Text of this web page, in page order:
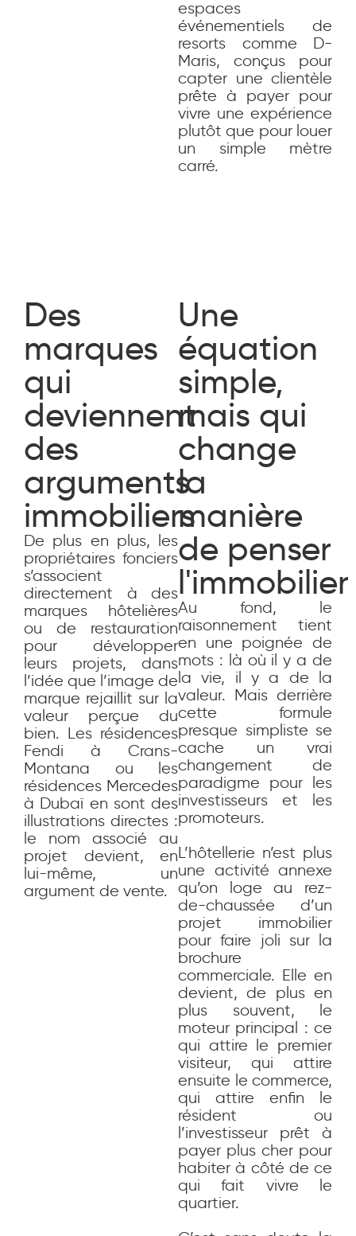
espaces
événementiels de
resorts comme D-
Maris, conçus pour
capter une clientèle
prête à payer pour
vivre une expérience
plutôt que pour louer
un simple mètre
carré.
Des
marques
qui
deviennent
des
arguments
immobiliers
De plus en plus, les
propriétaires fonciers
s’associent
directement à des
marques hôtelières
ou de restauration
pour développer
leurs projets, dans
l’idée que l’image de
marque rejaillit sur la
valeur perçue du
bien. Les résidences
Fendi à Crans-
Montana ou les
résidences Mercedes
à Dubaï en sont des
illustrations directes :
le nom associé au
projet devient, en
lui-même, un
argument de vente.
Une
équation
simple,
mais qui
change
la
manière
de penser
l'immobilier
Au fond, le
raisonnement tient
en une poignée de
mots : là où il y a de
la vie, il y a de la
valeur. Mais derrière
cette formule
presque simpliste se
cache un vrai
changement de
paradigme pour les
investisseurs et les
promoteurs.
L’hôtellerie n’est plus
une activité annexe
qu’on loge au rez-
de-chaussée d’un
projet immobilier
pour faire joli sur la
brochure
commerciale. Elle en
devient, de plus en
plus souvent, le
moteur principal : ce
qui attire le premier
visiteur, qui attire
ensuite le commerce,
qui attire enfin le
résident ou
l’investisseur prêt à
payer plus cher pour
habiter à côté de ce
qui fait vivre le
quartier.